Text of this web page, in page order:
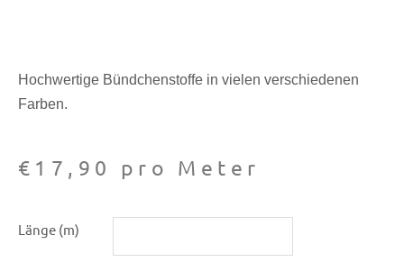
Hochwertige Bündchenstoffe in vielen verschiedenen
Farben.
€ 17,90 pro Meter
Länge (m)
Heike